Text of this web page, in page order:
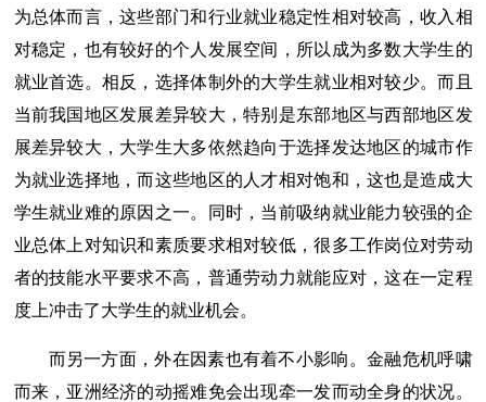
为总体而言，这些部门和行业就业稳定性相对较高，收入相
对稳定，也有较好的个人发展空间，所以成为多数大学生的
就业首选。相反，选择体制外的大学生就业相对较少。而且
当前我国地区发展差异较大，特别是东部地区与西部地区发
展差异较大，大学生大多依然趋向于选择发达地区的城市作
为就业选择地，而这些地区的人才相对饱和，这也是造成大
学生就业难的原因之一。同时，当前吸纳就业能力较强的企
业总体上对知识和素质要求相对较低，很多工作岗位对劳动
者的技能水平要求不高，普通劳动力就能应对，这在一定程
度上冲击了大学生的就业机会。
而另一方面，外在因素也有着不小影响。金融危机呼啸
而来，亚洲经济的动摇难免会出现牵一发而动全身的状况。